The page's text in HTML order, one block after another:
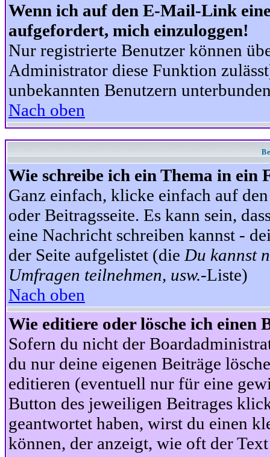
Wenn ich auf den E-Mail-Link
aufgefordert, mich einzuloggen!
Nur registrierte Benutzer können
Administrator diese Funktion
unbekannten Benutzern
Nach oben
Wie schreibe ich ein Thema in ein
Ganz einfach, klicke einfach auf
oder Beitragsseite. Es kann sein,
eine Nachricht schreiben kannst -
der Seite aufgelistet (die Du kannst
Umfragen teilnehmen, usw.-Liste)
Nach oben
Wie editiere oder lösche ich einen
Sofern du nicht der
du nur deine eigenen Beiträge
editieren (eventuell nur für eine
Button des jeweiligen Beitrages
geantwortet haben, wirst du einen
können, der anzeigt, wie oft der